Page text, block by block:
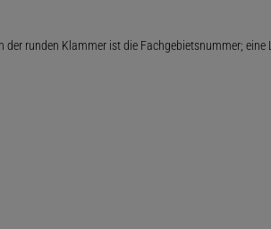
runden Klammer ist die Fachgebietsnummer; eine